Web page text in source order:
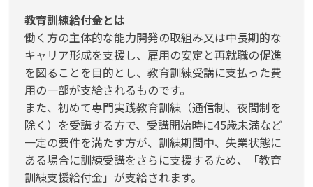
教育訓練給付金とは
働く方の主体的な能力開発の取組み又は中長期的な
キャリア形成を支援し、雇用の安定と再就職の促進
を図ることを目的とし、教育訓練受講に支払った費
用の一部が支給されるものです。
また、初めて専門実践教育訓練（通信制、夜間制を
除く）を受講する方で、受講開始時に45歳未満など
一定の要件を満たす方が、訓練期間中、失業状態に
ある場合に訓練受講をさらに支援するため、「教育
訓練支援給付金」が支給されます。